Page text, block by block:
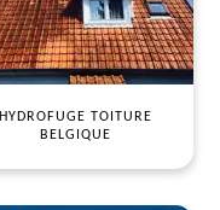
HYDROFUGE TOITURE
BELGIQUE